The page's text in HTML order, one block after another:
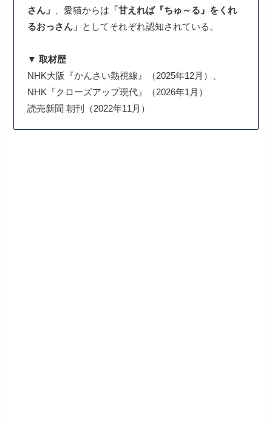
さん」
、愛猫からは 「甘えれば『ちゅ～る』をくれ
るおっさん」 としてそれぞれ認知されている。
▼ 取材歴
NHK大阪『かんさい熱視線』（2025年12月）、
NHK『クローズアップ現代』（2026年1月）
読売新聞 朝刊（2022年11月）